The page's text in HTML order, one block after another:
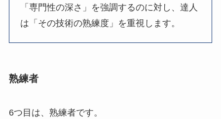
「専門性の深さ」を強調するのに対し、達人
は「その技術の熟練度」を重視します。
熟練者
6つ目は、熟練者です。